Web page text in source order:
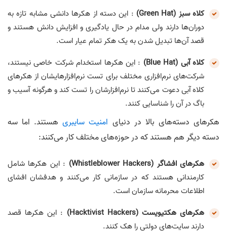
کلاه سبز (Green Hat)
: این دسته از هکرها دانشی مشابه تازه به
دوران‌ها دارند ولی مدام در حال یادگیری و افزایش دانش هستند و
قصد آن‌ها تبدیل شدن به یک هکر تمام عیار است.
کلاه آبی (Blue Hat)
: این هکرها استخدام شرکت خاصی نیستند،
شرکت‌های نرم‌افزاری مختلف برای تست نرم‌افزارهایشان از هکرهای
کلاه آبی دعوت می‌کنند تا نرم‌افزارشان را تست کند و هرگونه آسیب و
باگ در آن را شناسایی کنند.
هکرهای دسته‌های بالا در دنیای امنیت سایبریهستند. اما سه
دسته دیگر هم هستند که در حوزه‌های مختلف کار می‌کنند:
هکرهای افشاگر (Whistleblower Hackers)
: این هکرها شامل
کارمندانی هستند که در سازمانی کار می‌کنند و هدفشان افشای
اطلاعات محرمانه سازمان است.
هکرهای هکتیویست (Hacktivist Hackers)
: این هکرها قصد
دارند سایت‌های دولتی را هک کنند.